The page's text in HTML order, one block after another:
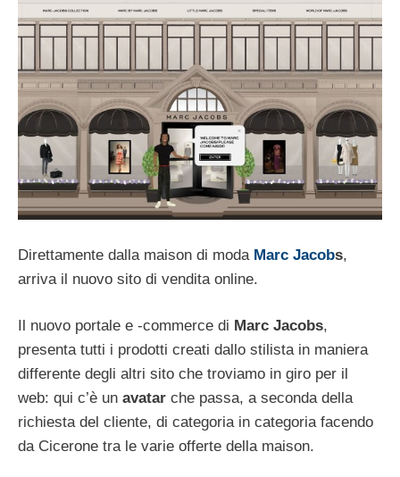
Direttamente dalla maison di moda Marc Jacobs,
arriva il nuovo sito di vendita online.
Il nuovo portale e -commerce di Marc Jacobs,
presenta tutti i prodotti creati dallo stilista in maniera
differente degli altri sito che troviamo in giro per il
web: qui c’è un avatar che passa, a seconda della
richiesta del cliente, di categoria in categoria facendo
da Cicerone tra le varie offerte della maison.